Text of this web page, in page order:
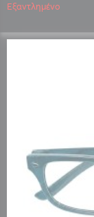
Εξαντλημένο